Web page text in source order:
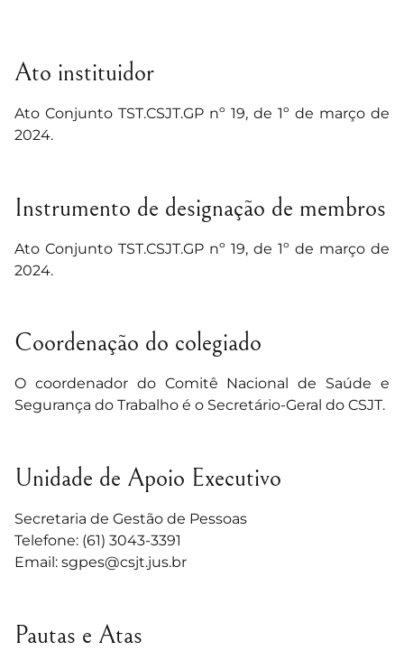
Ato instituidor
Ato Conjunto TST.CSJT.GP nº 19, de 1º de março de
2024.
Instrumento de designação de membros
Ato Conjunto TST.CSJT.GP nº 19, de 1º de março de
2024.
Coordenação do colegiado
O coordenador do Comitê Nacional de Saúde e
Segurança do Trabalho é o Secretário-Geral do CSJT.
Unidade de Apoio Executivo
Secretaria de Gestão de Pessoas
Telefone: (61) 3043-3391
Email: sgpes@csjt.jus.br
Pautas e Atas